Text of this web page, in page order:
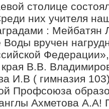
столице
них учителя
:
вручен
края В.В.
И.В ( гимназия
Профсоюза
Ахметова А.А!